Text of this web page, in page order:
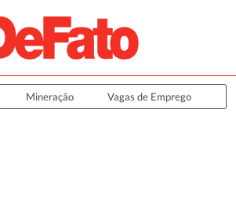
Mineração Vagas de Emprego